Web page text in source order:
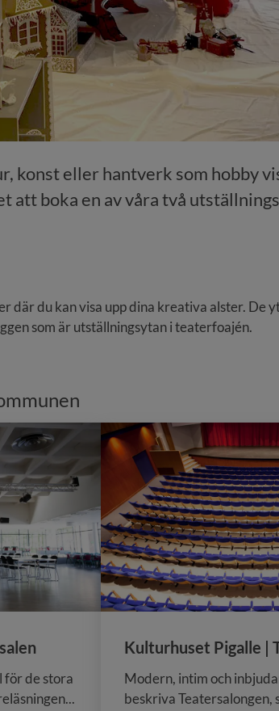
konst eller hantverk som hobby
att boka en av våra två
där du kan visa upp dina kreativa alster. De
som är utställningsytan i teaterfoajén.
för de stora
Kulturhuset Pigalle |
Modern, intim och
beskriva Teatersalongen,